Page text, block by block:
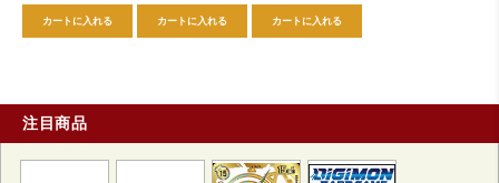
カートに入れる カートに入れる カートに入れる
注目商品